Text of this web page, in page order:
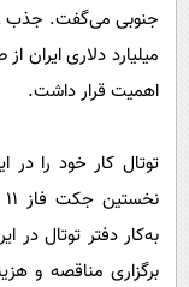
اهمیت قرار داشت.
توتال کار خود را